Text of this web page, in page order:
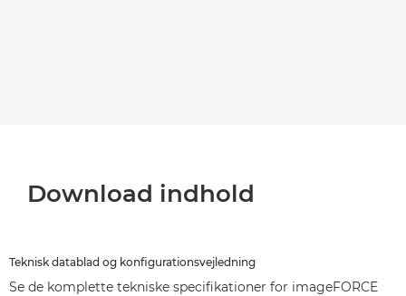
Download indhold
Teknisk datablad og konfigurationsvejledning
Se de komplette tekniske specifikationer for imageFORCE